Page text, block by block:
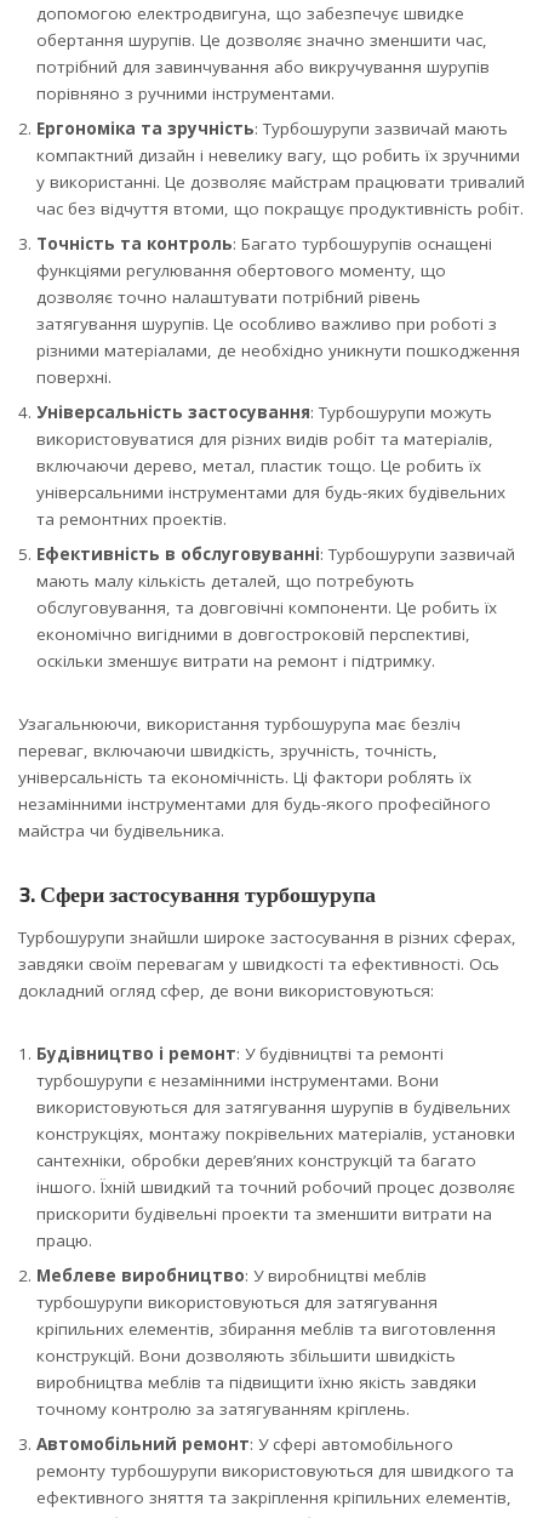
допомогою електродвигуна, що забезпечує швидке
обертання шурупів. Це дозволяє значно зменшити час,
потрібний для завинчування або викручування шурупів
порівняно з ручними інструментами.
Ергономіка та зручність: Турбошурупи зазвичай мають
компактний дизайн і невелику вагу, що робить їх зручними
у використанні. Це дозволяє майстрам працювати тривалий
час без відчуття втоми, що покращує продуктивність робіт.
Точність та контроль: Багато турбошурупів оснащені
функціями регулювання обертового моменту, що
дозволяє точно налаштувати потрібний рівень
затягування шурупів. Це особливо важливо при роботі з
різними матеріалами, де необхідно уникнути пошкодження
поверхні.
Універсальність застосування: Турбошурупи можуть
використовуватися для різних видів робіт та матеріалів,
включаючи дерево, метал, пластик тощо. Це робить їх
універсальними інструментами для будь-яких будівельних
та ремонтних проектів.
Ефективність в обслуговуванні: Турбошурупи зазвичай
мають малу кількість деталей, що потребують
обслуговування, та довговічні компоненти. Це робить їх
економічно вигідними в довгостроковій перспективі,
оскільки зменшує витрати на ремонт і підтримку.
Узагальнюючи, використання турбошурупа має безліч
переваг, включаючи швидкість, зручність, точність,
універсальність та економічність. Ці фактори роблять їх
незамінними інструментами для будь-якого професійного
майстра чи будівельника.
3. Сфери застосування турбошурупа
Турбошурупи знайшли широке застосування в різних сферах,
завдяки своїм перевагам у швидкості та ефективності. Ось
докладний огляд сфер, де вони використовуються:
Будівництво і ремонт: У будівництві та ремонті
турбошурупи є незамінними інструментами. Вони
використовуються для затягування шурупів в будівельних
конструкціях, монтажу покрівельних матеріалів, установки
сантехніки, обробки дерев’яних конструкцій та багато
іншого. Їхній швидкий та точний робочий процес дозволяє
прискорити будівельні проекти та зменшити витрати на
працю.
Меблеве виробництво: У виробництві меблів
турбошурупи використовуються для затягування
кріпильних елементів, збирання меблів та виготовлення
конструкцій. Вони дозволяють збільшити швидкість
виробництва меблів та підвищити їхню якість завдяки
точному контролю за затягуванням кріплень.
Автомобільний ремонт: У сфері автомобільного
ремонту турбошурупи використовуються для швидкого та
ефективного зняття та закріплення кріпильних елементів,